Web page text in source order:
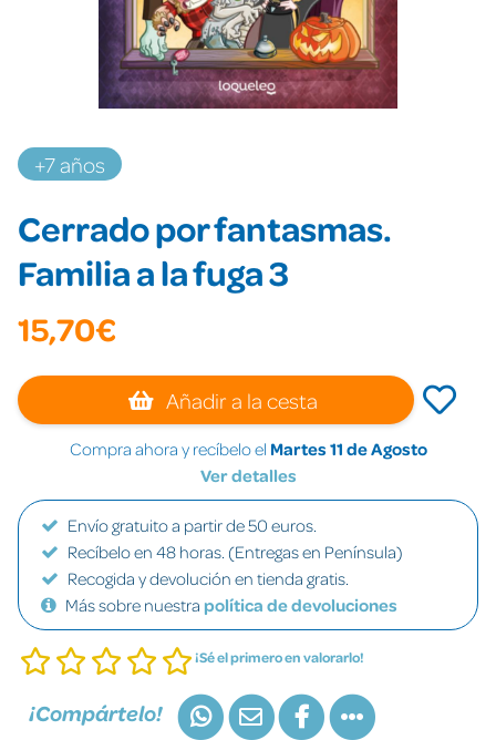
+7 años
Cerrado por fantasmas.
Familia a la fuga 3
15,70€
Añadir a la cesta
Compra ahora y recíbelo el Martes 11 de Agosto
Ver detalles
Envío gratuito a partir de 50 euros.
Recíbelo en 48 horas. (Entregas en Península)
Recogida y devolución en tienda gratis.
Más sobre nuestra política de devoluciones
¡Sé el primero en valorarlo!
¡Compártelo!